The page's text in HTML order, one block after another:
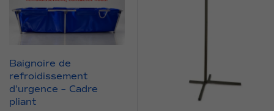
Baignoire de
refroidissement
d’urgence – Cadre
pliant